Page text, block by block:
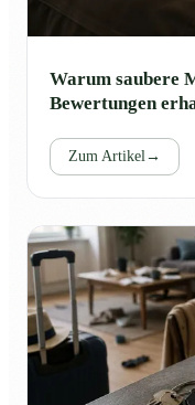
Warum saubere
Bewertungen
Zum Artikel→